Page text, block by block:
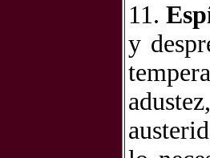
11.
y